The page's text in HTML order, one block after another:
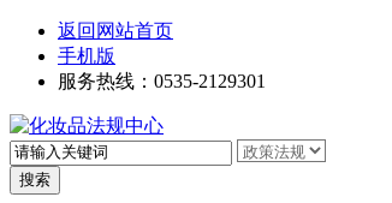
返回网站首页
手机版
服务热线：0535-2129301